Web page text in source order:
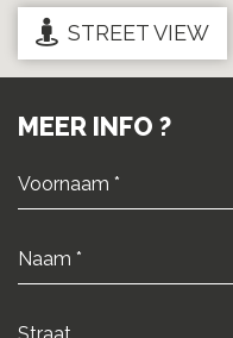
STREET VIEW
MEER INFO ?